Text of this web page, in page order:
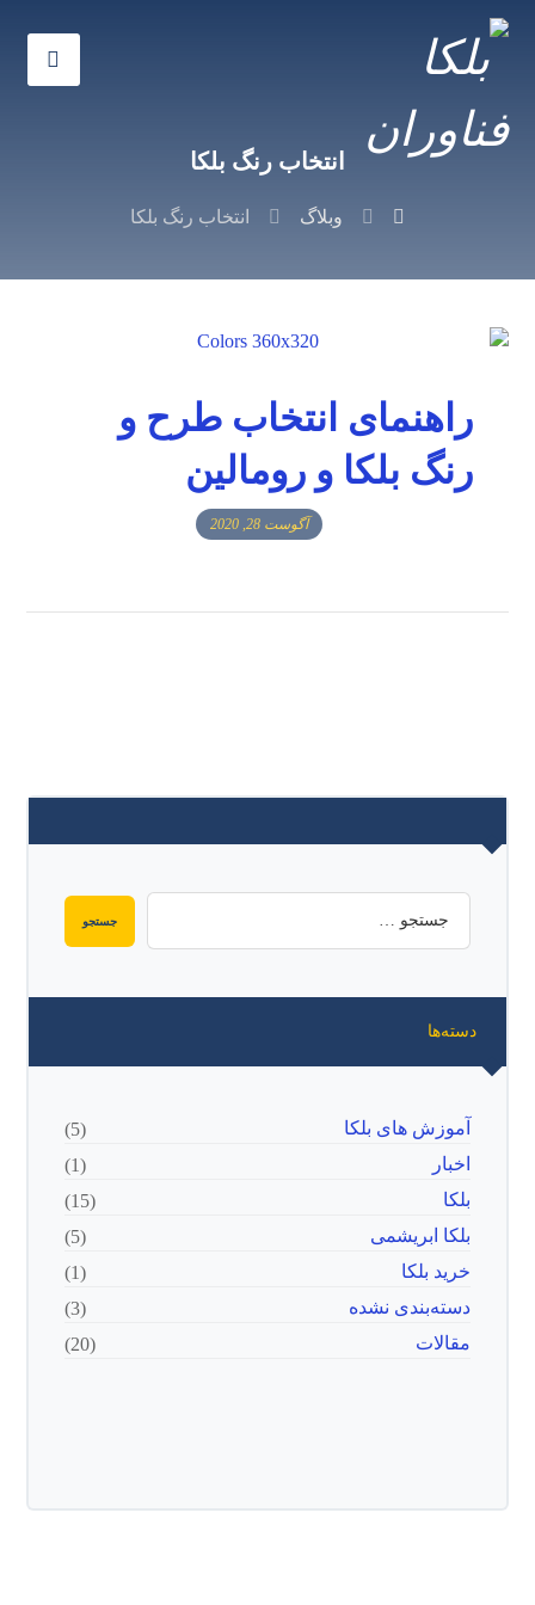
انتخاب رنگ بلکا
وبلاگ انتخاب رنگ بلکا
راهنمای انتخاب طرح و
رنگ بلکا و رومالین
آگوست 28, 2020
دسته‌ها
آموزش های بلکا
(5)
اخبار
(1)
بلکا
(15)
بلکا ابریشمی
(5)
خرید بلکا
(1)
دسته‌بندی نشده
(3)
مقالات
(20)